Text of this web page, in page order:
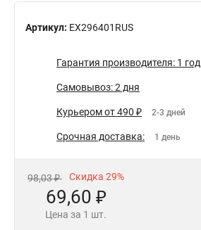
Артикул: EX296401RUS
Гарантия производителя: 1 год
Самовывоз: 2 дня
Курьером от 490 ₽ 2-3 дней
Срочная доставка: 1 день
98,03 ₽ Скидка 29%
69,60 ₽
Цена за 1 шт.